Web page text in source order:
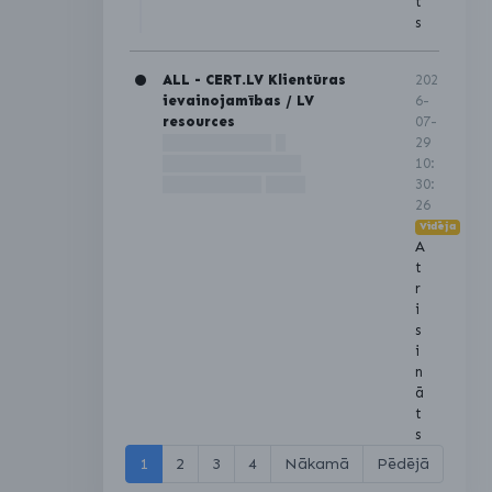
s
ALL - CERT.LV Klientūras
ievainojamības / LV
resources
202
6-
07-
29
10:
30:
26
Vidēja
A
t
r
i
s
i
n
ā
t
s
1 2 3 4 Nākamā Pēdējā